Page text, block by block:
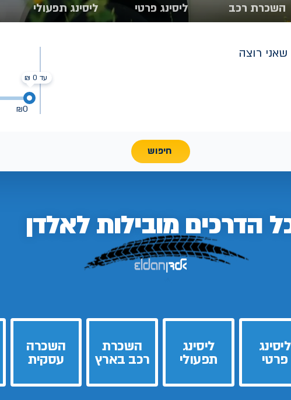
השכרת רכב ליסינג פרטי ליסינג תפעולי
רוצה
₪0
חיפוש
הדרכיםמובילות לאלדן
ליסינג
פרטי
ליסינג
תפעולי
השכרת
רכב בארץ
השכרה
עסקית
עד 0 ₪